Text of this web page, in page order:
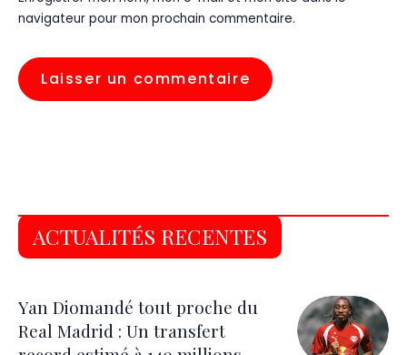
navigateur pour mon prochain commentaire.
ACTUALITÉS RECENTES
Yan Diomandé tout proche du
Real Madrid : Un transfert